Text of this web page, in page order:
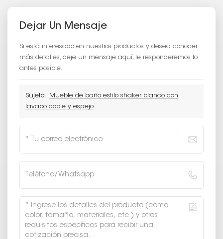
Dejar Un Mensaje
Si está interesado en nuestros productos y desea conocer
más detalles, deje un mensaje aquí, le responderemos lo
antes posible.
Sujeto : Mueble de baño estilo shaker blanco con
lavabo doble y espejo